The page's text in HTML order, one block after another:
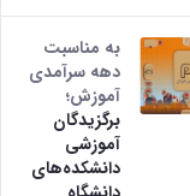
به مناسبت
دهه سرآمدی
آموزش؛
برگزیدگان
آموزشی
دانشکده‌های